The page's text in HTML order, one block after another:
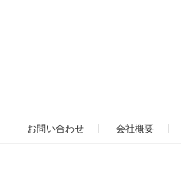
お問い合わせ 会社概要